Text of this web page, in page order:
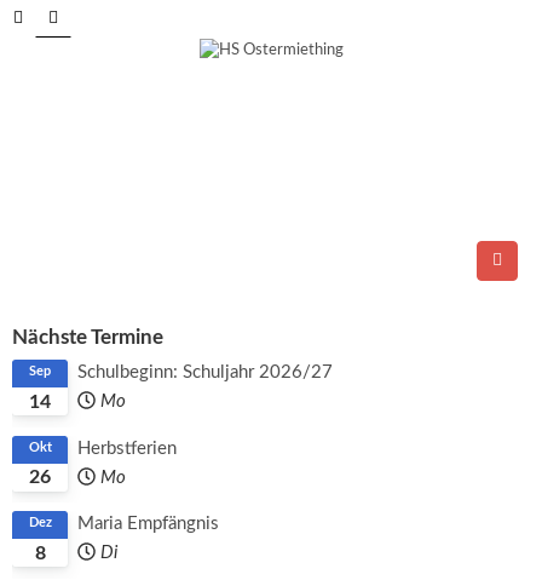
Nächste Termine
14
Sep
Schulbeginn: Schuljahr 2026/27
Mo
26
Okt
Herbstferien
Mo
8
Dez
Maria Empfängnis
Di